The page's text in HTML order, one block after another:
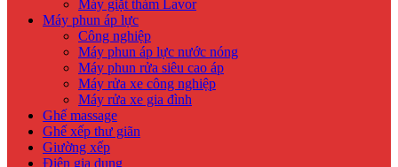
Máy giặt thảm Lavor
Máy phun áp lực
Công nghiệp
Máy phun áp lực nước nóng
Máy phun rửa siêu cao áp
Máy rửa xe công nghiệp
Máy rửa xe gia đình
Ghế massage
Ghế xếp thư giãn
Giường xếp
Điện gia dụng